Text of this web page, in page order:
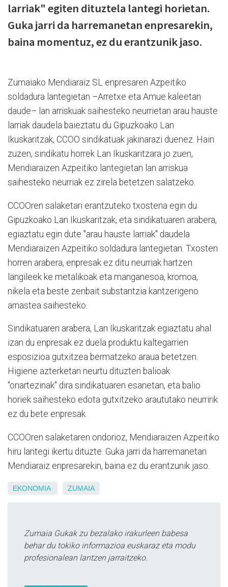
larriak" egiten dituztela lantegi horietan.
Guka jarri da harremanetan enpresarekin,
baina momentuz, ez du erantzunik jaso.
Zumaiako Mendiaraiz SL enpresaren Azpeitiko
soldadura lantegietan –Arretxe eta Amue kaleetan
daude– lan arriskuak saihesteko neurrietan arau hauste
larriak daudela baieztatu du Gipuzkoako Lan
Ikuskaritzak, CCOO sindikatuak jakinarazi duenez. Hain
zuzen, sindikatu horrek Lan Ikuskaritzara jo zuen,
Mendiaraizen Azpeitiko lantegietan lan arriskua
saihesteko neurriak ez zirela betetzen salatzeko.
CCOOren salaketari erantzuteko txostena egin du
Gipuzkoako Lan Ikuskaritzak, eta sindikatuaren arabera,
egiaztatu egin dute "arau hauste larriak" daudela
Mendiaraizen Azpeitiko soldadura lantegietan. Txosten
horren arabera, enpresak ez ditu neurriak hartzen
langileek ke metalikoak eta manganesoa, kromoa,
nikela eta beste zenbait substantzia kantzerigeno
arnastea saihesteko.
Sindikatuaren arabera, Lan Ikuskaritzak egiaztatu ahal
izan du enpresak ez duela produktu kaltegarrien
esposizioa gutxitzea bermatzeko araua betetzen.
Higiene azterketan neurtu dituzten balioak
"onartezinak" dira sindikatuaren esanetan, eta balio
horiek saihesteko edota gutxitzeko araututako neurririk
ez du bete enpresak.
CCOOren salaketaren ondorioz, Mendiaraizen Azpeitiko
hiru lantegi ikertu dituzte. Guka jarri da harremanetan
Mendiaraiz enpresarekin, baina ez du erantzunik jaso.
EKONOMIA ZUMAIA
Zumaia Gukak zu bezalako irakurleen babesa
behar du tokiko informazioa euskaraz eta modu
profesionalean lantzen jarraitzeko.